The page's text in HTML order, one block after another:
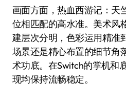
画面方面，热血西游记：天
位相匹配的高水准。美术风
建层次分明，色彩运用精准
场景还是精心布置的细节角
术功底。在Switch的掌机和
现均保持流畅稳定。